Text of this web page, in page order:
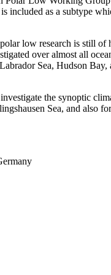
as a subtype
low research is still
over almost all
Sea, Hudson
the synoptic
Sea, and also